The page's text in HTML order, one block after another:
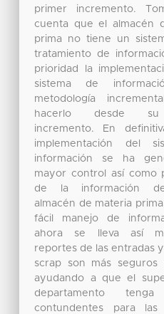
primer incremento.
cuenta que el almacén
prima no tiene un
tratamiento de
prioridad la
sistema de
metodología
hacerlo desde
incremento. En
implementación del
información se ha
mayor control así como
de la información
almacén de materia
fácil manejo de
ahora se lleva así
reportes de las entradas
scrap son más seguros
ayudando a que el
departamento tenga
contundentes para las